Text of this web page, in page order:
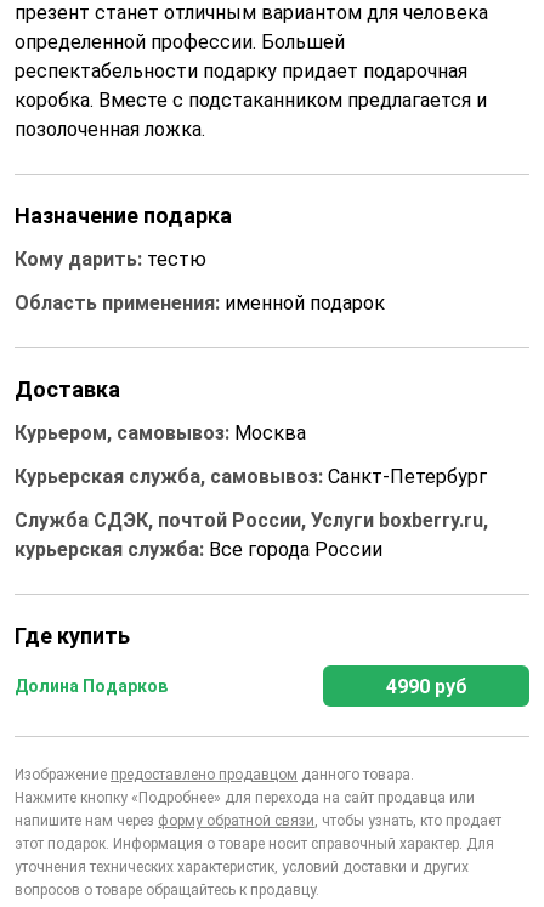
презент станет отличным вариантом для человека
определенной профессии. Большей
респектабельности подарку придает подарочная
коробка. Вместе с подстаканником предлагается и
позолоченная ложка.
Назначение подарка
Кому дарить: тестю
Область применения: именной подарок
Доставка
Курьером, самовывоз: Москва
Курьерская служба, самовывоз: Санкт-Петербург
Служба СДЭК, почтой России, Услуги boxberry.ru,
курьерская служба: Все города России
Где купить
Долина Подарков 4990 руб
Изображение предоставлено продавцом данного товара.
Нажмите кнопку «Подробнее» для перехода на сайт продавца или
напишите нам через форму обратной связи, чтобы узнать, кто продает
этот подарок. Информация о товаре носит справочный характер. Для
уточнения технических характеристик, условий доставки и других
вопросов о товаре обращайтесь к продавцу.